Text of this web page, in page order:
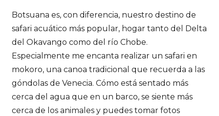
Botsuana es, con diferencia, nuestro destino de
safari acuático más popular, hogar tanto del Delta
del Okavango como del río Chobe.
Especialmente me encanta realizar un safari en
mokoro, una canoa tradicional que recuerda a las
góndolas de Venecia. Cómo está sentado más
cerca del agua que en un barco, se siente más
cerca de los animales y puedes tomar fotos